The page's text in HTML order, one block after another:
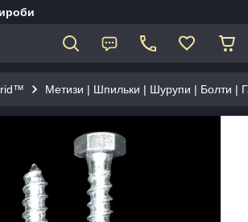
Метизи | Шпильки | Шурупи | Болти |